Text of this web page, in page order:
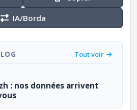
IA/Borda
Tout voir
: nos données arrivent